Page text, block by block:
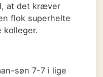
at det kræver
flok superhelte
kolleger.
søn 7-7 i lige